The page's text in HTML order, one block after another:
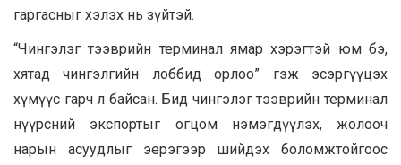
гаргасныг хэлэх нь зүйтэй.
“Чингэлэг тээврийн терминал ямар хэрэгтэй юм бэ,
хятад чингэлгийн лоббид орлоо” гэж эсэргүүцэх
хүмүүс гарч л байсан. Бид чингэлэг тээврийн терминал
нүүрсний экспортыг огцом нэмэгдүүлэх, жолооч
нарын асуудлыг эерэгээр шийдэх боломжтойгоос